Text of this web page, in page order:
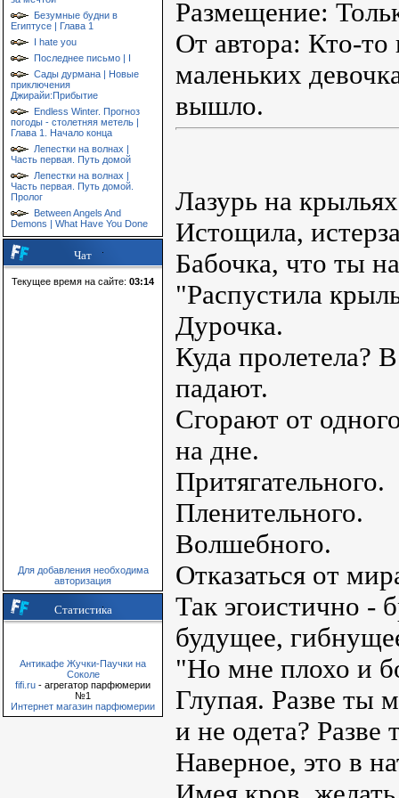
Безумные будни в
Египтусе | Глава 1
I hate you
Последнее письмо | I
Сады дурмана | Новые
приключения
Джирайи:Прибытие
Endless Winter. Прогноз
погоды - столетняя метель |
Глава 1. Начало конца
Лепестки на волнах |
Часть первая. Путь домой
Лепестки на волнах |
Часть первая. Путь домой.
Пролог
Between Angels And
Demons | What Have You Done
Чат
Текущее время на сайте: 03:14
Для добавления необходима
авторизация
Статистика
Антикафе Жучки-Паучки на
Соколе
fifi.ru - агрегатор парфюмерии
№1
Интернет магазин парфюмерии
Размещение:
От автора: Кто-
маленьких
вышло.
Лазурь на
Истощила,
Бабочка, что ты
"Распустила
Дурочка.
Куда пролетела?
падают.
Сгорают от
на дне.
Притягательного.
Пленительного.
Волшебного.
Отказаться от
Так эгоистично -
будущее,
"Но мне плохо и
Глупая. Разве ты
и не одета?
Наверное, это в